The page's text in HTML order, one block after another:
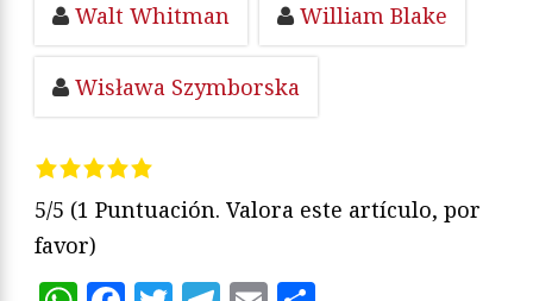
Walt Whitman William Blake
Wisława Szymborska
5/5 (1 Puntuación. Valora este artículo, por
favor)